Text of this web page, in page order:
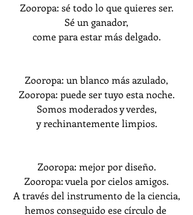
Zooropa: sé todo lo que quieres ser.
Sé un ganador,
come para estar más delgado.
Zooropa: un blanco más azulado,
Zooropa: puede ser tuyo esta noche.
Somos moderados y verdes,
y rechinantemente limpios.
Zooropa: mejor por diseño.
Zooropa: vuela por cielos amigos.
A través del instrumento de la ciencia,
hemos conseguido ese círculo de